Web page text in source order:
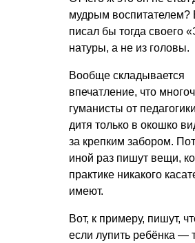
мудрым воспитателем?
писал бы тогда своего
натуры, а не из головы.
Вообще складывается
впечатление, что
гуманисты от
дитя только в окошко
за крепким забором.
иной раз пишут вещи,
практике никакого
имеют.
Вот, к примеру, пишут,
если лупить ребёнка —